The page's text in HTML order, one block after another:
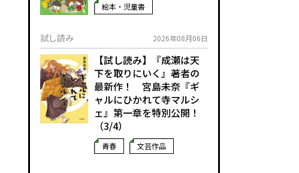
絵本・児童書
試し読み 2026年08月06日
【試し読み】『成瀬は天
下を取りにいく』著者の
最新作！ 宮島未奈『ギ
ャルにひかれて寺マルシ
ェ』第一章を特別公開！
（3/4）
青春 文芸作品